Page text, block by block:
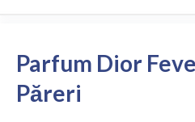
Parfum Dior
Păreri